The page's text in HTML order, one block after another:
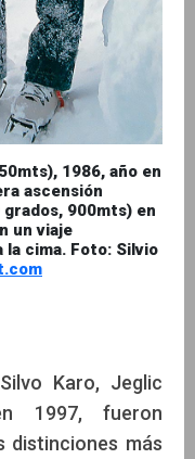
1986, año en
ascensión
900mts) en
un viaje
la cima. Foto: Silvio
Karo, Jeglic
1997, fueron
distinciones más